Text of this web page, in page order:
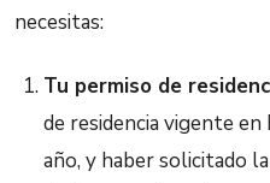
necesitas:
Tu permiso de
de residencia vigente
año, y haber solicitado